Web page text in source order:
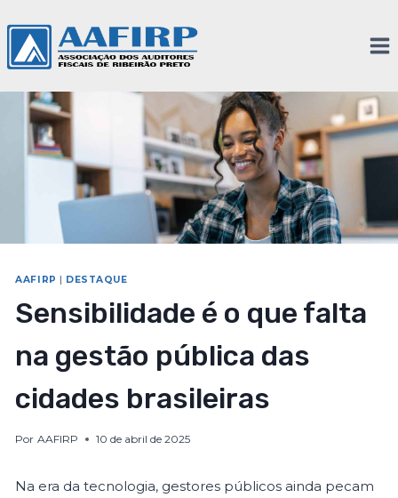
AAFIRP DESTAQUE
Sensibilidade é o que falta
na gestão pública das
cidades brasileiras
Por AAFIRP 10 de abril de 2025
Na era da tecnologia, gestores públicos ainda pecam